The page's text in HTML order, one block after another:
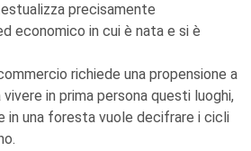
precisamente
economico in cui è nata e si è
richiede una propensione a
vivere in prima persona questi luoghi,
in una foresta vuole decifrare i cicli